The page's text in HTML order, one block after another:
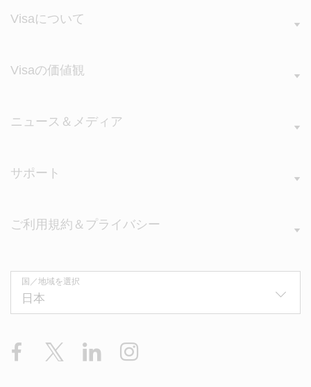
Visaについて
Visaの価値観
ニュース＆メディア
サポート
ご利用規約＆プライバシー
国／地域を選択
Facebook LinkedIn